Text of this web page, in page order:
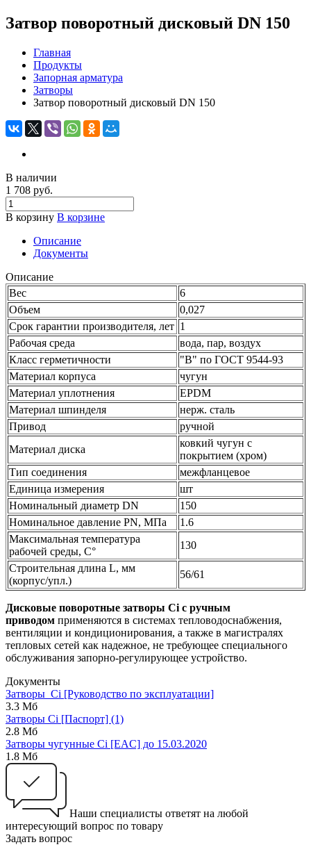
Затвор поворотный дисковый DN 150
Главная
Продукты
Запорная арматура
Затворы
Затвор поворотный дисковый DN 150
В наличии
1 708 руб.
В корзину В корзине
Описание
Документы
Описание
Вес
6
Объем
0,027
Срок гарантии производителя, лет 1
Рабочая среда
вода, пар, воздух
Класс герметичности
"В" по ГОСТ 9544-93
Материал корпуса
чугун
Материал уплотнения
EPDM
Материал шпинделя
нерж. сталь
Привод
ручной
Материал диска
ковкий чугун с
покрытием (хром)
Тип соединения
межфланцевое
Единица измерения
шт
Номинальный диаметр DN
150
Номинальное давление PN, МПа
1.6
Максимальная температура
рабочей среды, С°
130
Строительная длина L, мм
(корпус/упл.)
56/61
Дисковые поворотные затворы Ci c ручным
приводом применяются в системах тепловодоснабжения,
вентиляции и кондиционирования, а также в магистралях
тепловых сетей как надежное, не требующее специального
обслуживания запорно-регулирующее устройство.
Документы
Затворы_Ci [Руководство по эксплуатации]
3.3 Мб
Затворы Ci [Паспорт] (1)
2.8 Мб
Затворы чугунные Ci [EAC] до 15.03.2020
1.8 Мб
Наши специалисты ответят на любой
интересующий вопрос по товару
Задать вопрос